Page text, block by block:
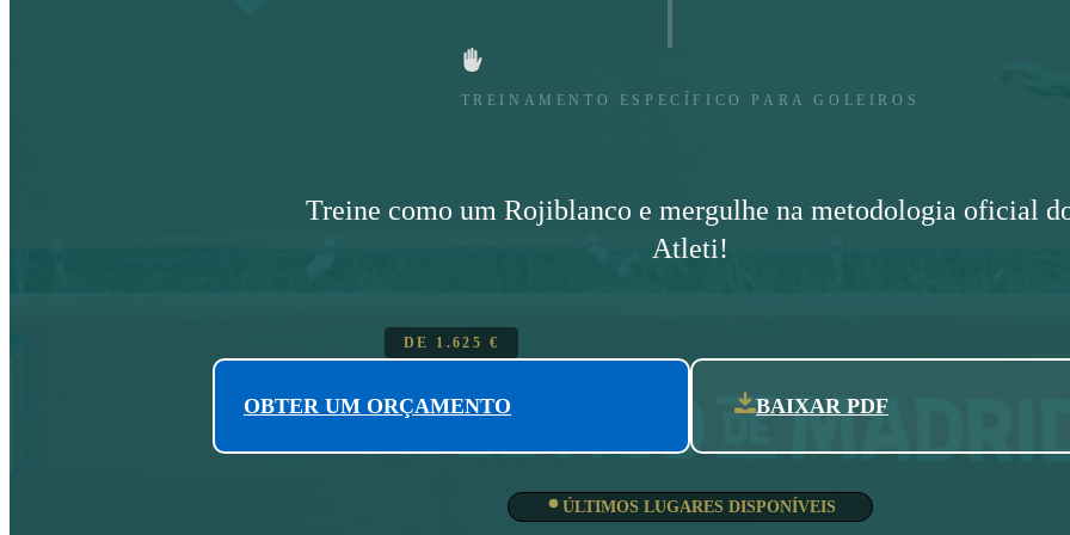
TREINAMENTO ESPECÍFICO PARA GOLEIROS
Treine como um Rojiblanco e mergulhe na metodologia oficial
Atleti!
DE 1.625 €
OBTER UM ORÇAMENTO BAIXAR PDF
ÚLTIMOS LUGARES DISPONÍVEIS